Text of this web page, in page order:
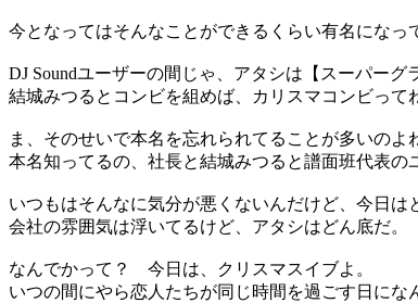
今となってはそんなことができるくらい有名になっ
DJ Soundユーザーの間じゃ、アタシは【スーパーグ
結城みつるとコンビを組めば、カリスマコンビって
ま、そのせいで本名を忘れられてることが多いのよ
本名知ってるの、社長と結城みつると譜面班代表の
いつもはそんなに気分が悪くないんだけど、今日は
会社の雰囲気は浮いてるけど、アタシはどん底だ。
なんでかって？ 今日は、クリスマスイブよ。
いつの間にやら恋人たちが同じ時間を過ごす日にな